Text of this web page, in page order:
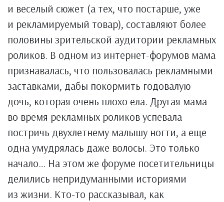
и веселый сюжет (а тех, что постарше, уже
и рекламируемый товар), составляют более
половины зрительской аудитории рекламных
роликов. В одном из интернет-форумов мама
признавалась, что пользовалась рекламными
заставками, дабы покормить годовалую
дочь, которая очень плохо ела. Другая мама
во время рекламных роликов успевала
постричь двухлетнему малышу ногти, а еще
одна умудрялась даже волосы. Это только
начало… На этом же форуме посетительницы
делились непридуманными историями
из жизни. Кто-то рассказывал, как